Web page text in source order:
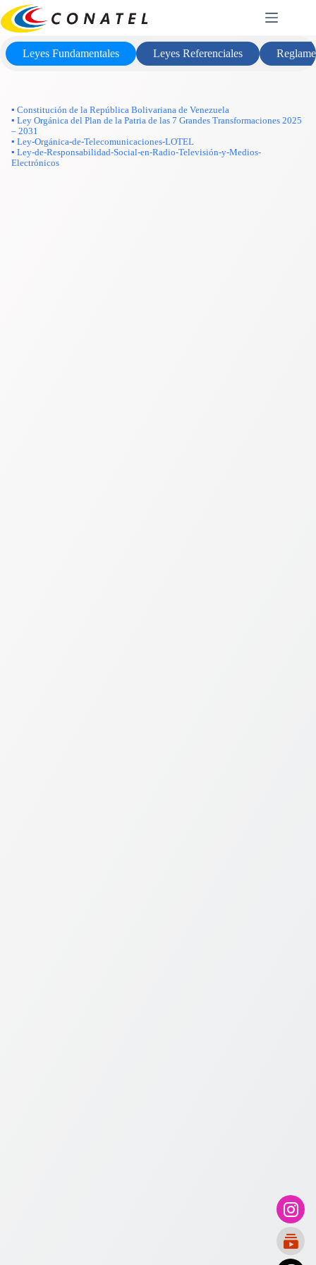
Saltar
al
contenido
Marco Legal
Leyes Fundamentales Leyes Referenciales
▪ Constitución de la República Bolivariana de Venezuela
▪ Ley Orgánica del Plan de la Patria de las 7 Grandes Transformaciones 2025
– 2031
▪ Ley-Orgánica-de-Telecomunicaciones-LOTEL
▪ Ley-de-Responsabilidad-Social-en-Radio-Televisión-y-Medios-
Electrónicos